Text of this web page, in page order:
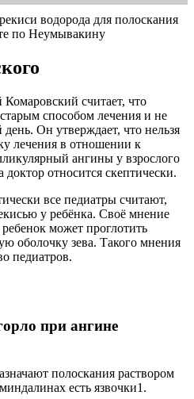
водорода для полоскания
по Неумывакину
считает, что
способом лечения и не
Он утверждает, что нельзя
лечения в отношении к
ангины у взрослого
относится скептически.
все педиатры считают,
у ребёнка. Своё мнение
может проглотить
оболочку зева. Такого мнения
педиатров.
при ангине
полоскания раствором
есть язвочки1.